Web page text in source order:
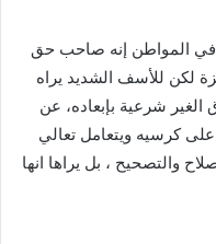
في المواطن إنه صاحب حق
لكن للأسف الشديد يراه
شرعية بإبعاده، عن
كرسيه ويتعامل تعالي
والتصحيح ، بل يراها انها